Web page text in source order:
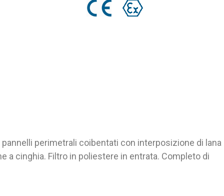
perimetrali coibentati con interposizione di lana
cinghia. Filtro in poliestere in entrata. Completo di